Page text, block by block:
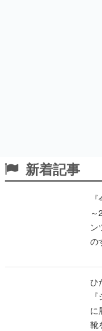
新着記事
ン
の
ひ
に
靴